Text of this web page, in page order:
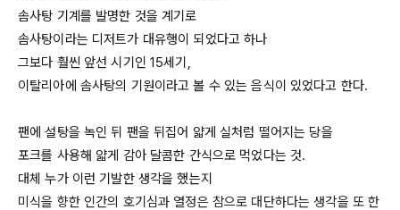
솜사탕 기계를 발명한 것을 계기로
솜사탕이라는 디저트가 대유행이 되었다고 하나
그보다 훨씬 앞선 시기인 15세기 ,
이탈리아에 솜사탕의 기원이라고 볼 수 있는 음식이 있었다고 한다.
팬에 설탕을 녹인 뒤 팬을 뒤집어 얇게 실처럼 떨어지는 당을
포크를 사용해 얇게 감아 달콤한 간식으로 먹었다는 것.
대체 누가 이런 기발한 생각을 했는지
미식을 향한 인간의 호기심과 열정은 참으로 대단하다는 생각을 또 한